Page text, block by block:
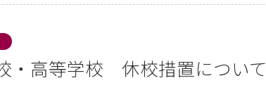
校・高等学校 休校措置について